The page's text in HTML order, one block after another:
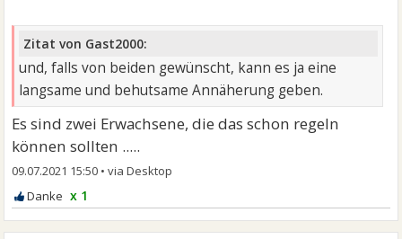
Zitat von Gast2000:
und, falls von beiden gewünscht, kann es ja eine
langsame und behutsame Annäherung geben.
Es sind zwei Erwachsene, die das schon regeln
können sollten .....
09.07.2021 15:50 •
x 1